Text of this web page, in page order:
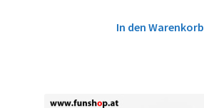
In den Warenkorb